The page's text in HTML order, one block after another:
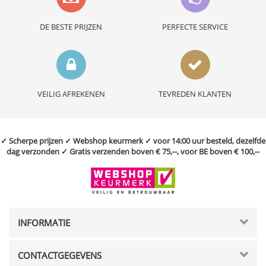
DE BESTE PRIJZEN PERFECTE SERVICE
VEILIG AFREKENEN TEVREDEN KLANTEN
✓ Scherpe prijzen ✓ Webshop keurmerk ✓ voor 14:00 uur besteld, dezelfde
dag verzonden ✓ Gratis verzenden boven € 75,--, voor BE boven € 100,--
INFORMATIE
CONTACTGEGEVENS